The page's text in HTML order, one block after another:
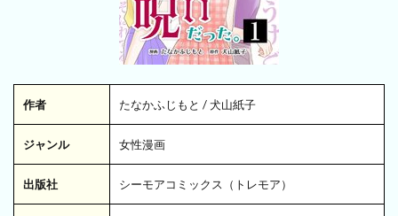
作者 たなかふじもと / 犬山紙子
ジャンル 女性漫画
出版社 シーモアコミックス（トレモア）